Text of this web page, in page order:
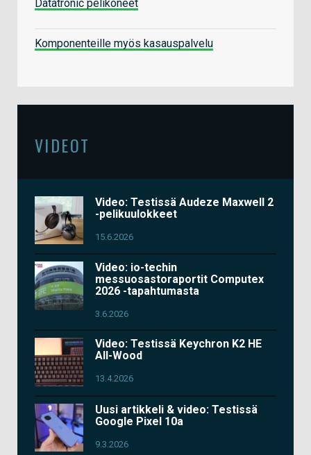
Datatronic pelikoneet
Komponenteille myös kasauspalvelu
VIDEOT
Video: Testissä Audeze Maxwell 2
-pelikuulokkeet
15.6.2026
Video: io-techin
messuosastoraportit Computex
2026 -tapahtumasta
3.6.2026
Video: Testissä Keychron K2 HE
All-Wood
13.4.2026
Uusi artikkeli & video: Testissä
Google Pixel 10a
9.3.2026